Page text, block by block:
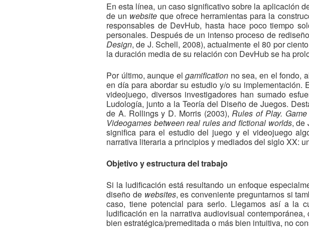
En esta línea, un caso significativo sobre la aplicación
de un website que ofrece herramientas para la
responsables de DevHub, hasta hace poco tiempo
personales. Después de un intenso proceso de
Design, de J. Schell, 2008), actualmente el 80 por
la duración media de su relación con DevHub se ha
Por último, aunque elgamification no sea, en el fondo,
en día para abordar su estudio y/o su
videojuego, diversos investigadores han sumado
Ludología, junto a la Teoría del Diseño de Juegos.
de A. Rollings y D. Morris (2003),Rules of Play.
Videogames between real rules and fictional worlds, de
significa para el estudio del juego y el videojuego
narrativa literaria a principios y mediados del siglo XX:
Objetivo y estructura del trabajo
Si la ludificación está resultando un enfoque
diseño de websites, es conveniente preguntarnos si
caso, tiene potencial para serlo. Llegamos así a la
ludificación en la narrativa audiovisual
bien estratégica/premeditada o más bien intuitiva, no